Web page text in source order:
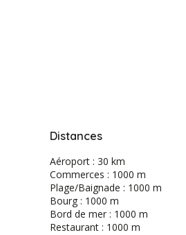
Distances
Aéroport : 30 km
Commerces : 1000 m
Plage/Baignade : 1000 m
Bourg : 1000 m
Bord de mer : 1000 m
Restaurant : 1000 m